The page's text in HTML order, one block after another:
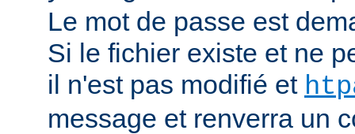
Le mot de passe est
Si le fichier existe et ne
il n'est pas modifié et
message et renverra un